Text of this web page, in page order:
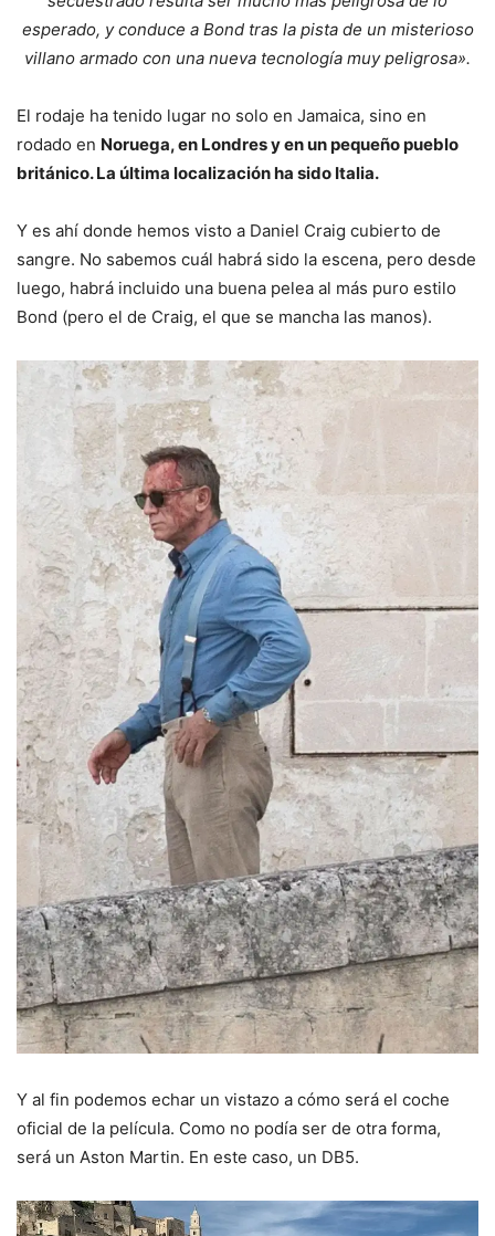
esperado, y conduce a Bond tras la pista de un misterioso
villano armado con una nueva tecnología muy peligrosa».
El rodaje ha tenido lugar no solo en Jamaica, sino en
rodado en Noruega, en Londres y en un pequeño pueblo
británico. La última localización ha sido Italia.
Y es ahí donde hemos visto a Daniel Craig cubierto de
sangre. No sabemos cuál habrá sido la escena, pero desde
luego, habrá incluido una buena pelea al más puro estilo
Bond (pero el de Craig, el que se mancha las manos).
Y al fin podemos echar un vistazo a cómo será el coche
oficial de la película. Como no podía ser de otra forma,
será un Aston Martin. En este caso, un DB5.